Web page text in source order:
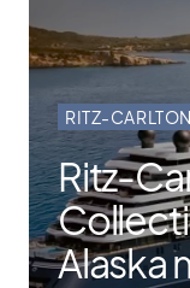
RITZ-CARLTON
Ritz-
Alaska